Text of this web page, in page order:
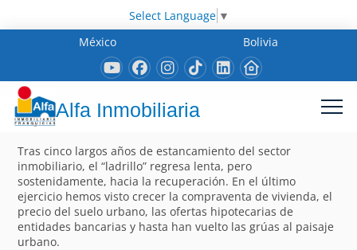
Select Language ▼
México
Bolivia
Alfa Inmobiliaria
Tras cinco largos años de estancamiento del sector
inmobiliario, el “ladrillo” regresa lenta, pero
sostenidamente, hacia la recuperación. En el último
ejercicio hemos visto crecer la compraventa de vivienda, el
precio del suelo urbano, las ofertas hipotecarias de
entidades bancarias y hasta han vuelto las grúas al paisaje
urbano.